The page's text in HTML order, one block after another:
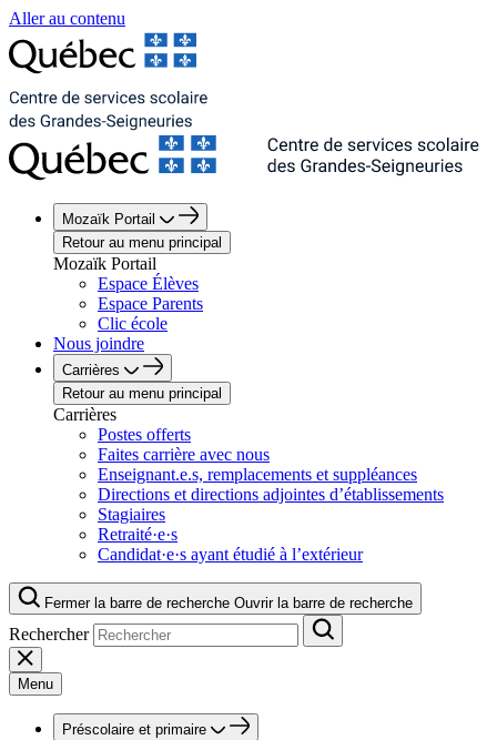
Aller au contenu
Mozaïk Portail
Retour au menu principal
Mozaïk Portail
Espace Élèves
Espace Parents
Clic école
Nous joindre
Carrières
Retour au menu principal
Carrières
Postes offerts
Faites carrière avec nous
Enseignant.e.s, remplacements et suppléances
Directions et directions adjointes d’établissements
Stagiaires
Retraité·e·s
Candidat·e·s ayant étudié à l’extérieur
Fermer la barre de recherche Ouvrir la barre de recherche
Rechercher
Menu
Préscolaire et primaire